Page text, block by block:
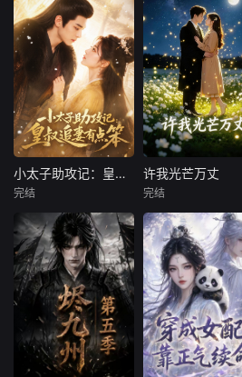
“向上少年”是湖南
经视品牌青少年I
P，主要服务于湖
南省青少年相关赛
事、汇演、研学等
一系列活动。致力
于让全国人民感受
到湖湘少年积极向
上、乐观开朗、敢
于创新、勇于奋斗
的青春风采。
暂无剧情介绍
小太子助攻记：皇叔追妻有点笨
暂无剧情介绍
小太子助攻记：皇叔追妻有点笨
完结
许我光芒万丈
暂无剧情介绍
许我光芒万丈
完结